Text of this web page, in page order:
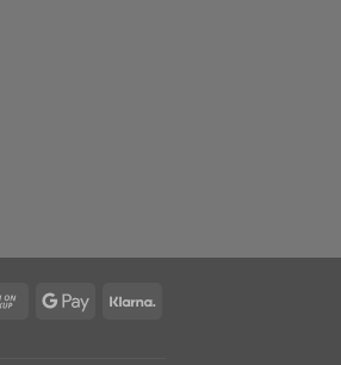
Cash
Google